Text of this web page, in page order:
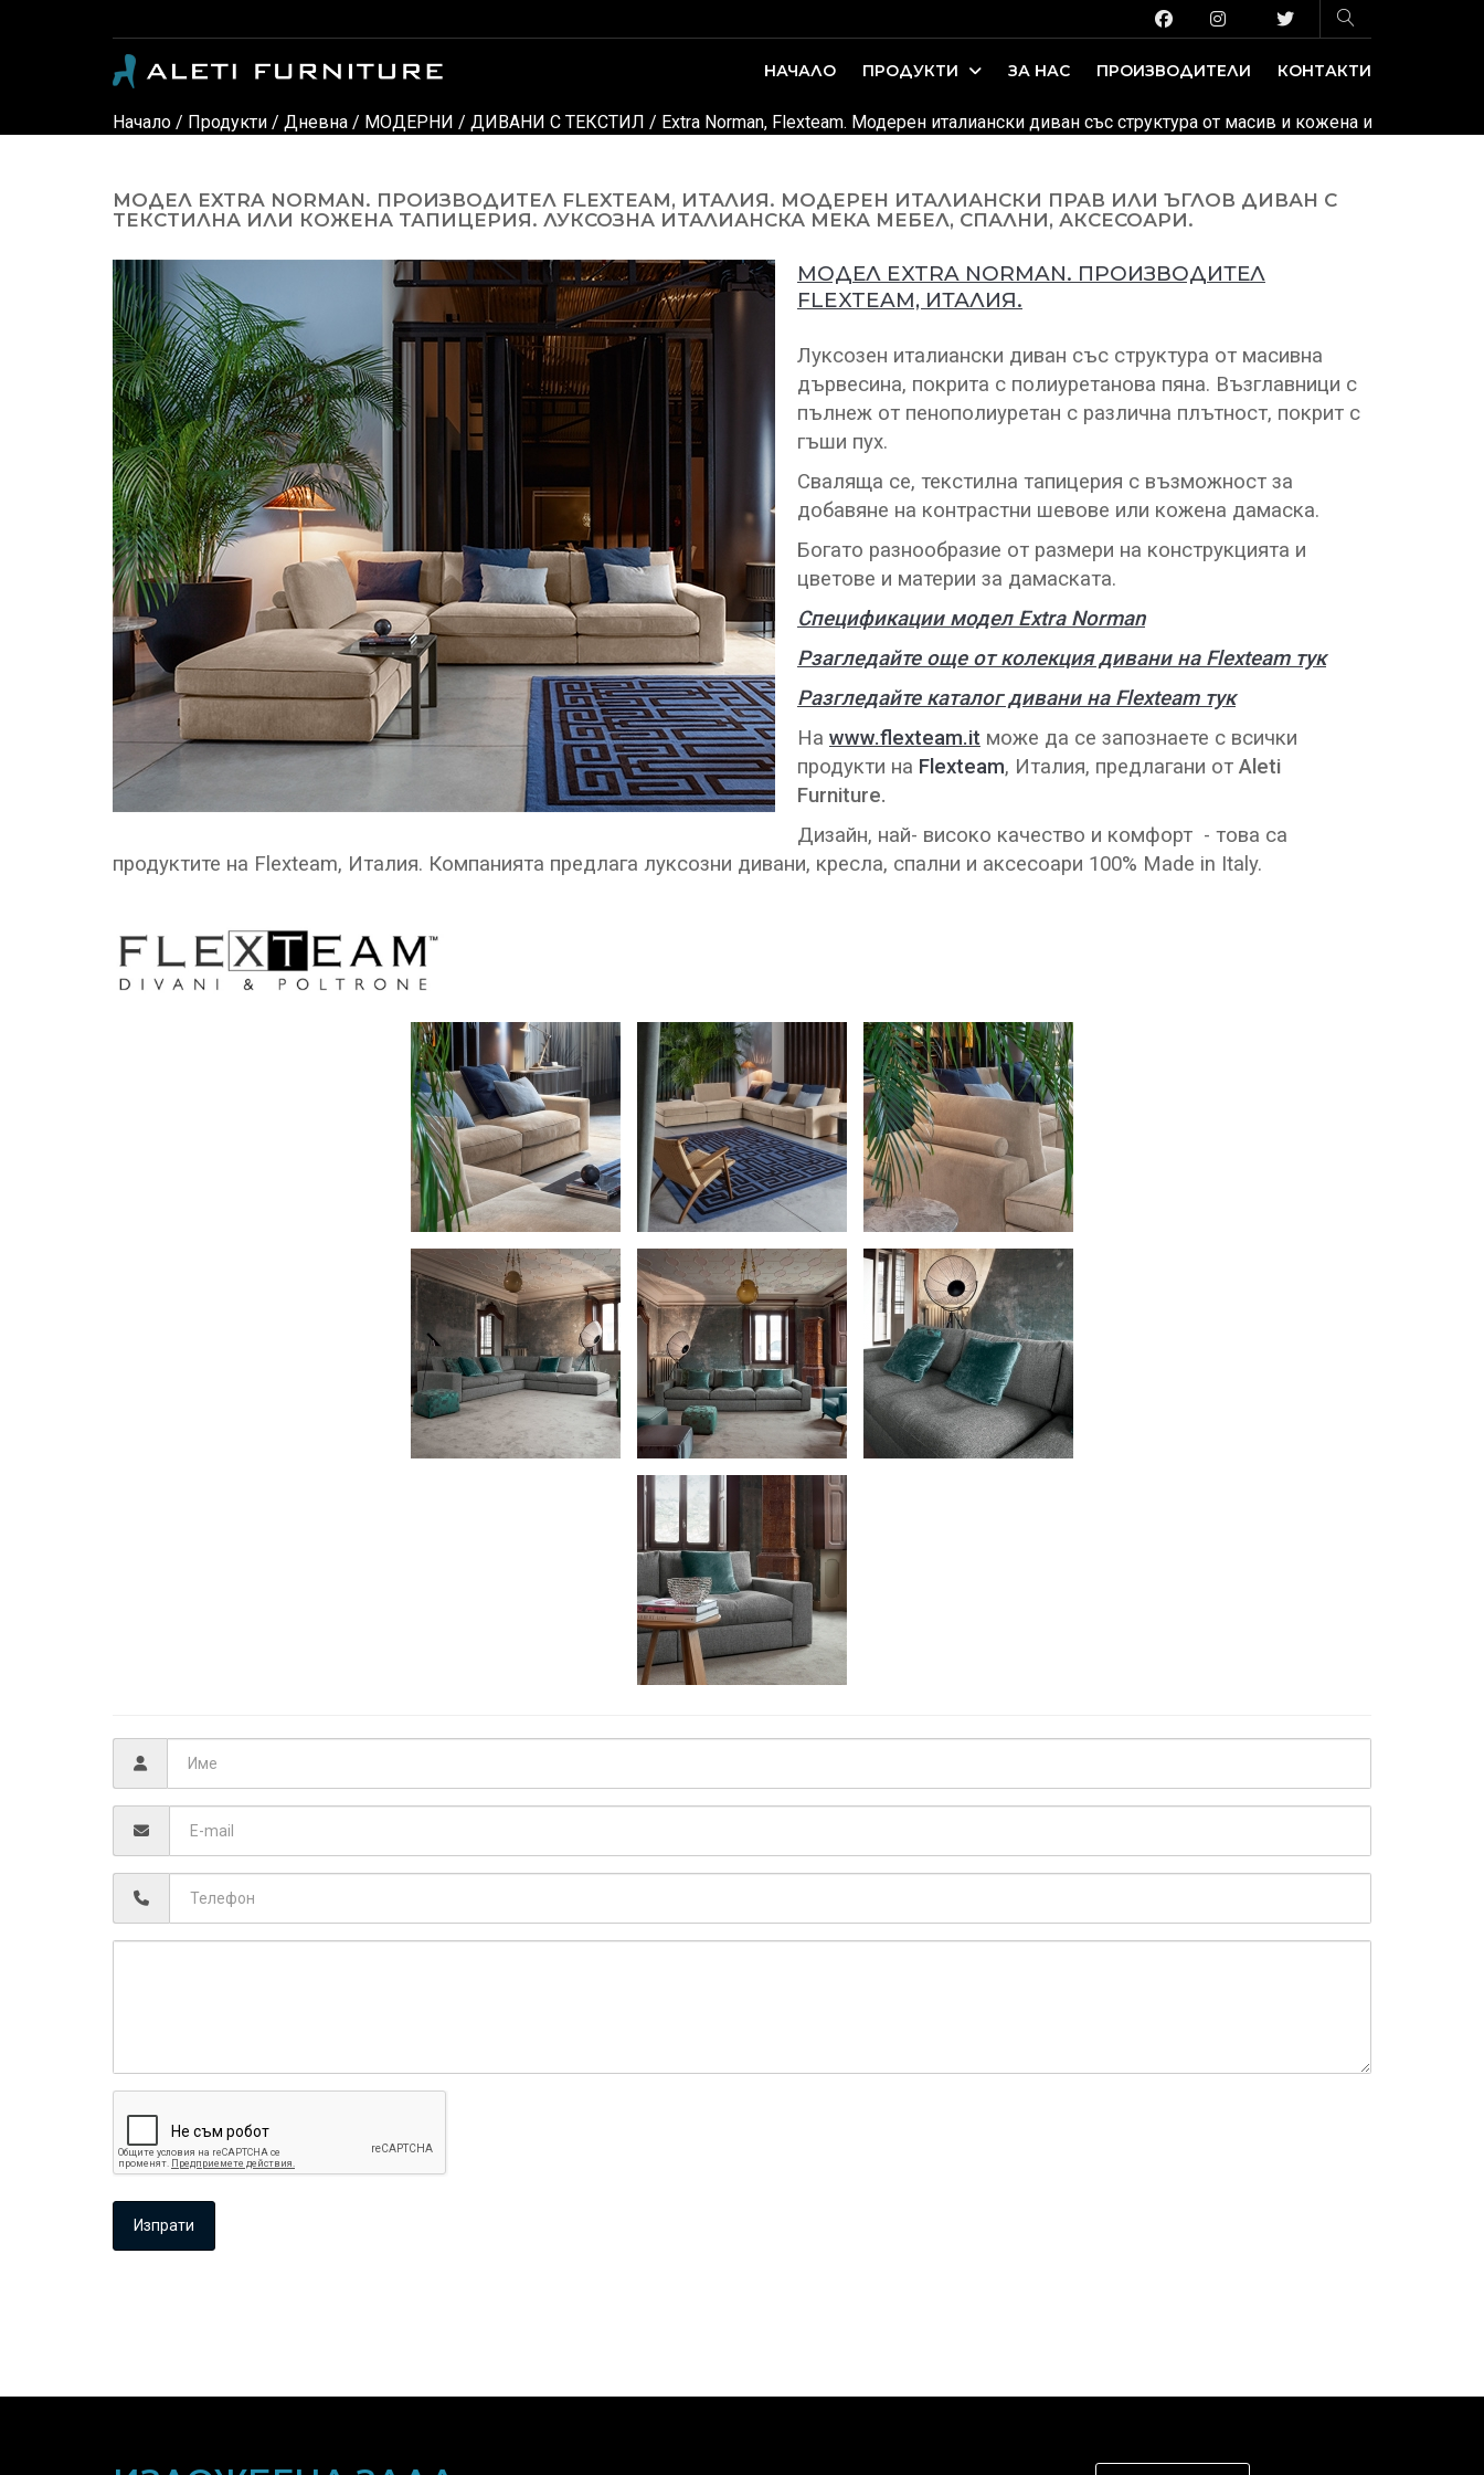
НАЧАЛО ПРОДУКТИ ЗА НАС ПРОИЗВОДИТЕЛИ КОНТАКТИ
Начало / Продукти / Дневна / МОДЕРНИ / ДИВАНИ С ТЕКСТИЛ / Extra Norman, Flexteam. Модерен италиански диван със структура от масив и кожена или текстилна
МОДЕЛ EXTRA NORMAN. ПРОИЗВОДИТЕЛ FLEXTEAM, ИТАЛИЯ. МОДЕРЕН ИТАЛИАНСКИ ПРАВ ИЛИ ЪГЛОВ ДИВАН С
ТЕКСТИЛНА ИЛИ КОЖЕНА ТАПИЦЕРИЯ. ЛУКСОЗНА ИТАЛИАНСКА МЕКА МЕБЕЛ, СПАЛНИ, АКСЕСОАРИ.
МОДЕЛ EXTRA NORMAN. ПРОИЗВОДИТЕЛ
FLEXTEAM, ИТАЛИЯ.
Луксозен италиански диван със структура от масивна
дървесина, покрита с полиуретанова пяна. Възглавници с
пълнеж от пенополиуретан с различна плътност, покрит с
гъши пух.
Сваляща се, текстилна тапицерия с възможност за
добавяне на контрастни шевове или кожена дамаска.
Богато разнообразие от размери на конструкцията и
цветове и материи за дамаската.
Спецификации модел Extra Norman
Рзагледайте още от колекция дивани на Flexteam тук
Разгледайте каталог дивани на Flexteam тук
На www.flexteam.it може да се запознаете с всички
продукти на Flexteam, Италия, предлагани от Aleti
Furniture.
Дизайн, най- високо качество и комфорт - това са
продуктите на Flexteam, Италия. Компанията предлага луксозни дивани, кресла, спални и аксесоари 100% Made in Italy.